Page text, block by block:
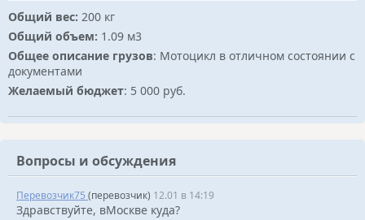
Общий вес: 200 кг
Общий объем: 1.09 м3
Общее описание грузов: Мотоцикл в отличном состоянии с
документами
Желаемый бюджет: 5 000 руб.
Вопросы и обсуждения
Перевозчик75 (перевозчик) 12.01 в 14:19
Здравствуйте, вМоскве куда?